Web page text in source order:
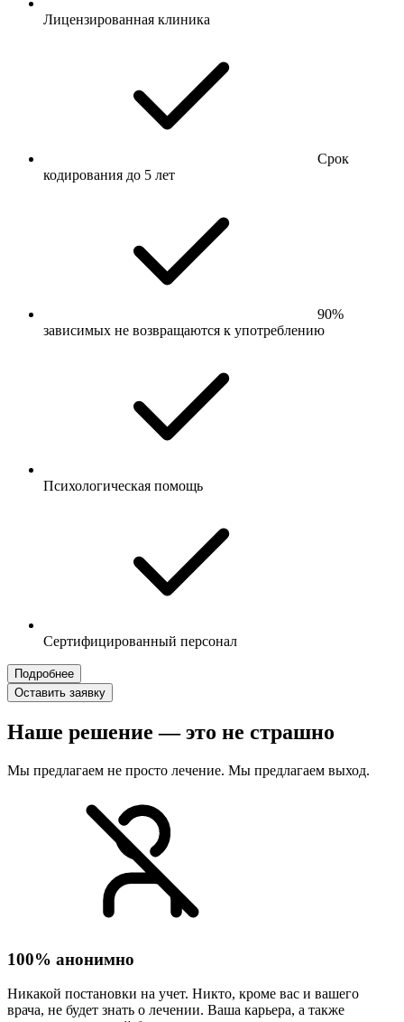
Лицензированная клиника
Срок
кодирования до 5 лет
90%
зависимых не возвращаются к употреблению
Психологическая помощь
Сертифицированный персонал
Подробнее
Оставить заявку
Наше решение — это не страшно
Мы предлагаем не просто лечение. Мы предлагаем выход.
100% анонимно
Никакой постановки на учет. Никто, кроме вас и вашего
врача, не будет знать о лечении. Ваша карьера, а также